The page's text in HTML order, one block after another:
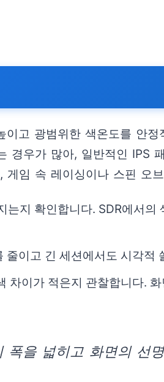
이고 광범위한 색온도를 안
경우가 많아, 일반적인 IPS
임 속 레이싱이나 스핀 오
지 확인합니다. SDR에서
이고 긴 세션에서도 시각적
차이가 적은지 관찰합니다.
을 넓히고 화면의 선